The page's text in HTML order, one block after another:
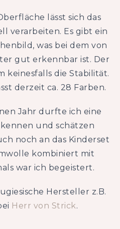
lässt sich das
verarbeiten. Es gibt ein
was bei dem von
gut erkennbar ist. Der
keinesfalls die Stabilität.
derzeit ca. 28 Farben.
Jahr durfte ich eine
und schätzen
noch an das Kinderset
kombiniert mit
war ich begeistert.
Hersteller z.B.
Herr von Strick.